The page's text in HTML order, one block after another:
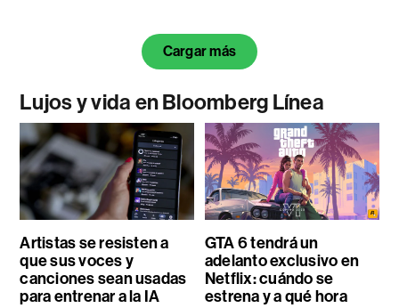
Cargar más
Lujos y vida en Bloomberg Línea
Artistas se resisten a
que sus voces y
canciones sean usadas
para entrenar a la IA
GTA 6 tendrá un
adelanto exclusivo en
Netflix: cuándo se
estrena y a qué hora